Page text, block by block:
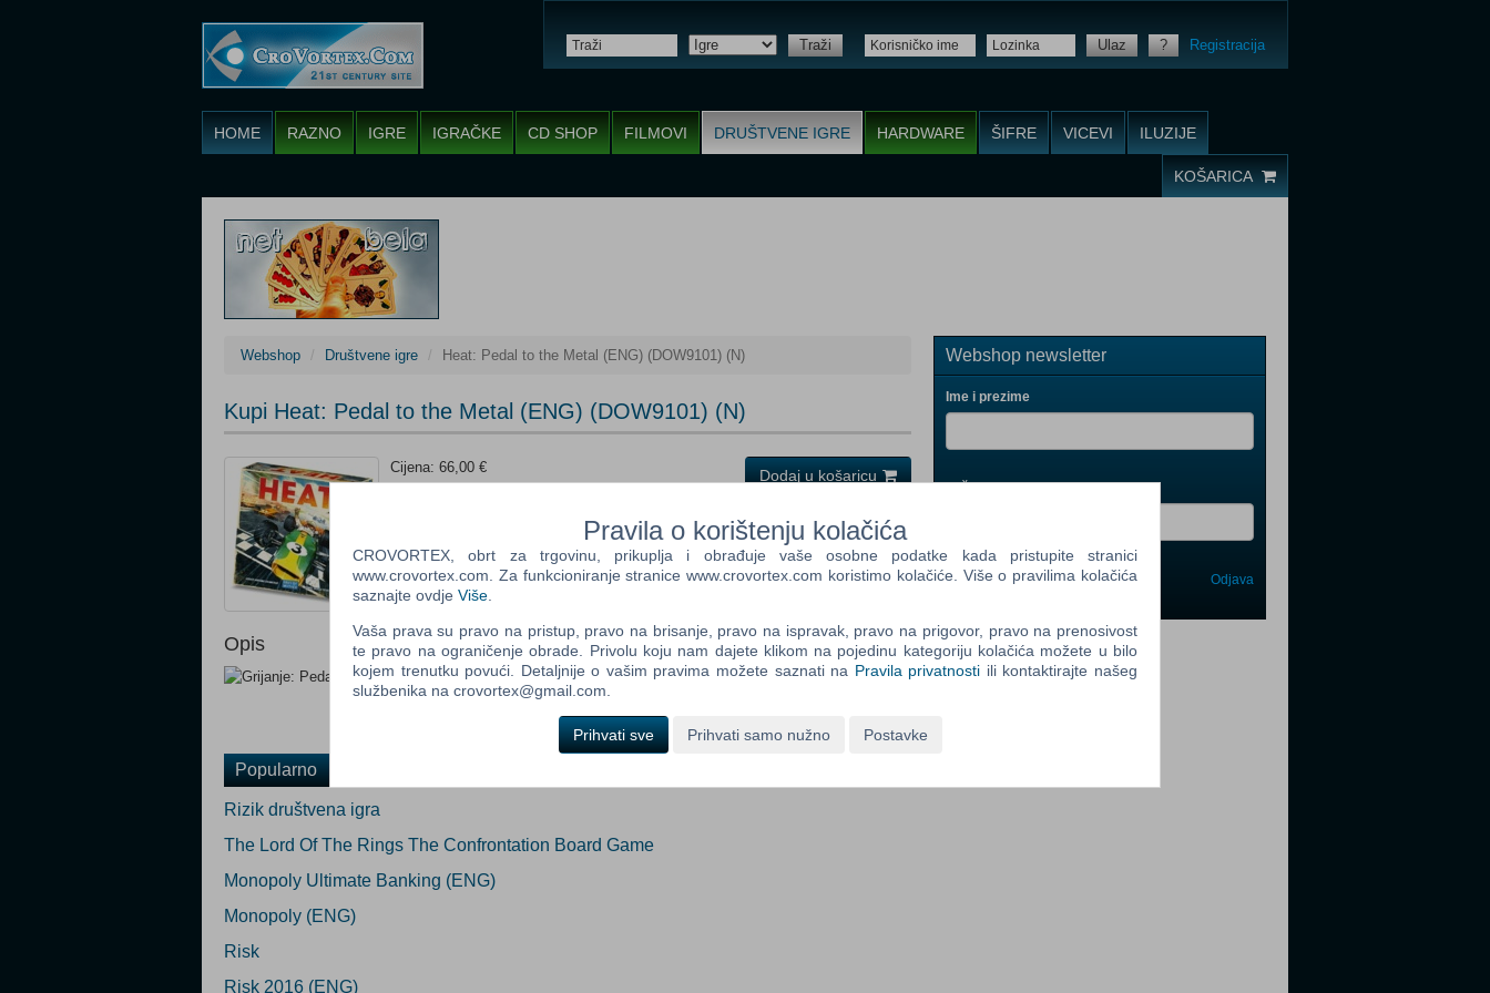
Traži Ulaz ? Registracija
HOME RAZNO IGRE IGRAČKE CD SHOP FILMOVI DRUŠTVENE IGRE HARDWARE ŠIFRE VICEVI ILUZIJE
KOŠARICA
Webshop Društvene igre Heat: Pedal to the Metal (ENG) (DOW9101) (N)
Kupi Heat: Pedal to the Metal (ENG) (DOW9101) (N)
Cijena: 66,00 €
Status: U prodaji(Po narudžbi)
Opis
Dodaj u košaricu
Popularno
Rizik društvena igra
The Lord Of The Rings The Confrontation Board Game
Monopoly Ultimate Banking (ENG)
Monopoly (ENG)
Risk
Risk 2016 (ENG)
Webshop newsletter
Ime i prezime
Vaš email
Control
Newsletter
Newsletter
Prijavi me Odjava
Pravila o korištenju kolačića
CROVORTEX, obrt za trgovinu, prikuplja i obrađuje vaše osobne podatke kada pristupite stranici
www.crovortex.com. Za funkcioniranje stranice www.crovortex.com koristimo kolačiće. Više o pravilima kolačića
saznajte ovdje Više
Vaša prava su pravo na pristup, pravo na brisanje, pravo na ispravak, pravo na prigovor, pravo na prenosivost
te pravo na ograničenje obrade. Privolu koju nam dajete klikom na pojedinu kategoriju kolačića možete u bilo
kojem trenutku povući. Detaljnije o vašim pravima možete saznati na Pravila privatnosti ili kontaktirajte našeg
službenika na crovortex@gmail.com.
Prihvati sve Prihvati samo nužno Postavke